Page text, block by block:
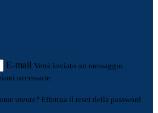
E-mail Verrà inviato un messaggio
necessarie.
utente? Effettua il reset della password